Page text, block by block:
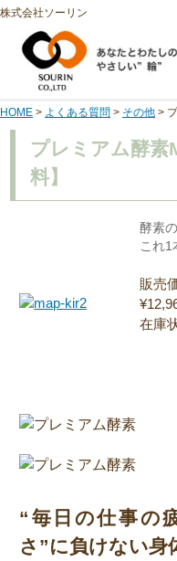
株式会社ソーリン
HOME > よくある質問 > その他 >
プレミアム酵素
料】
酵素
これ1
販売
在庫
“毎日の仕事の
さ”に負けない身